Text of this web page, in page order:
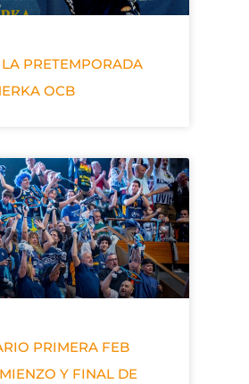
LA PRETEMPORADA
OCB
PRIMERA FEB
Y FINAL DE